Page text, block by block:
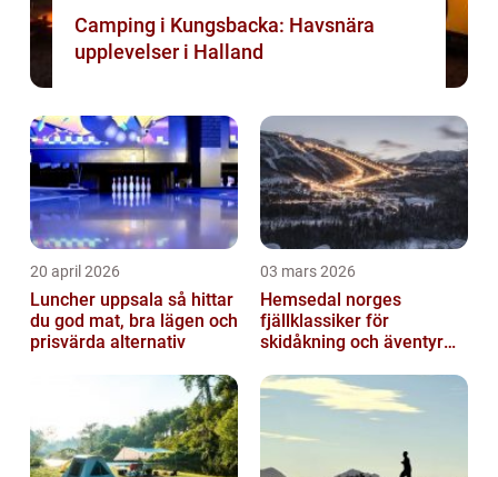
Camping i Kungsbacka: Havsnära
upplevelser i Halland
20 april 2026
Luncher uppsala så hittar
du god mat, bra lägen och
prisvärda alternativ
03 mars 2026
Hemsedal norges
fjällklassiker för
skidåkning och äventyr